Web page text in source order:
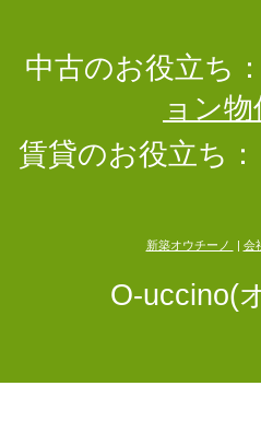
中古のお役立ち：
ョン
賃貸のお役立ち：
新築オウチーノ 会
O-uccino(